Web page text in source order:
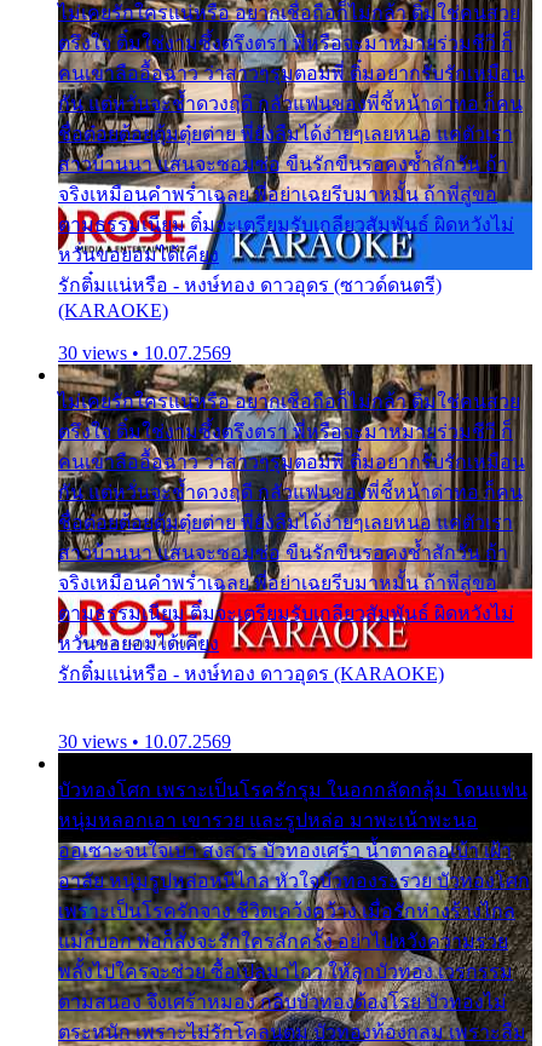
ไม่เคยรักใครแน่หรือ อยากเชื่อถือก็ไม่กล้า ติ๋มใช่คนสวย
ตรึงใจ ติ๋มใช่งามซึ้งตรึงตรา พี่หรือจะมาหมายร่วมชีวี ก็
คนเขาลืออื้อฉาว ว่าสาวๆรุมตอมพี่ ติ๋มอยากรับรักเหมือน
กัน แต่หวั่นจะช้ำดวงฤดี กลัวแฟนของพี่ชี้หน้าด่าทอ ก็คน
ชื่อต๋อยต้อยตุ้มตุ๋ยต่าย พี่ยังลืมได้ง่ายๆเลยหนอ แค่ตัวเรา
สาวบ้านนา แสนจะซอมซ่อ ขืนรักขืนรอคงช้ำสักวัน ถ้า
จริงเหมือนคำพร่ำเฉลย พี่อย่าเฉยรีบมาหมั้น ถ้าพี่สู่ขอ
ตามธรรมเนียม ติ๋มจะเตรียมรับเกลียวสัมพันธ์ ผิดหวังไม่
หวั่นขอยอมได้เคียง
รักติ๋มแน่หรือ - หงษ์ทอง ดาวอุดร (ซาวด์ดนตรี)
(KARAOKE)
30 views • 10.07.2569
ไม่เคยรักใครแน่หรือ อยากเชื่อถือก็ไม่กล้า ติ๋มใช่คนสวย
ตรึงใจ ติ๋มใช่งามซึ้งตรึงตรา พี่หรือจะมาหมายร่วมชีวี ก็
คนเขาลืออื้อฉาว ว่าสาวๆรุมตอมพี่ ติ๋มอยากรับรักเหมือน
กัน แต่หวั่นจะช้ำดวงฤดี กลัวแฟนของพี่ชี้หน้าด่าทอ ก็คน
ชื่อต๋อยต้อยตุ้มตุ๋ยต่าย พี่ยังลืมได้ง่ายๆเลยหนอ แค่ตัวเรา
สาวบ้านนา แสนจะซอมซ่อ ขืนรักขืนรอคงช้ำสักวัน ถ้า
จริงเหมือนคำพร่ำเฉลย พี่อย่าเฉยรีบมาหมั้น ถ้าพี่สู่ขอ
ตามธรรมเนียม ติ๋มจะเตรียมรับเกลียวสัมพันธ์ ผิดหวังไม่
หวั่นขอยอมได้เคียง
รักติ๋มแน่หรือ - หงษ์ทอง ดาวอุดร (KARAOKE)
30 views • 10.07.2569
บัวทองโศก เพราะเป็นโรครักรุม ในอกกลัดกลุ้ม โดนแฟน
หนุ่มหลอกเอา เขารวย และรูปหล่อ มาพะเน้าพะนอ
ออเซาะจนใจเบา สงสาร บัวทองเศร้า น้ำตาคลอเบ้า เฝ้า
อาลัย หนุ่มรูปหล่อหนีไกล หัวใจบัวทองระรวย บัวทองโศก
เพราะเป็นโรครักจาง ชีวิตเคว้งคว้าง เมื่อรักห่างร้างไกล
แม่ก็บอก พ่อก็สั่งจะรักใครสักครั้ง อย่าไปหวังความรวย
พลั้งไปใครจะช่วย ซื้อเปลมาไกว ให้ลูกบัวทอง เวรกรรม
ตามสนอง จึงเศร้าหมอง กลีบบัวทองต้องโรย บัวทองไม่
ตระหนัก เพราะไม่รักโคลนตม บัวทองท้องกลม เพราะลืม